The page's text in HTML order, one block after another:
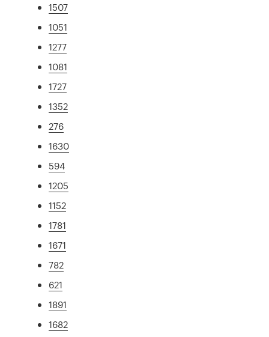
1507
1051
1277
1081
1727
1352
276
1630
594
1205
1152
1781
1671
782
621
1891
1682